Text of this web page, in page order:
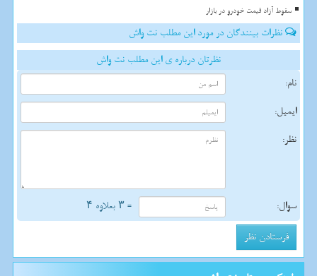
سقوط آزاد قیمت خودرو در بازار
نظرات بینندگان در مورد این مطلب نت واش
نظرتان درباره ی این مطلب نت واش
نام:
ایمیل:
نظر:
سوال: = ۳ بعلاوه ۴